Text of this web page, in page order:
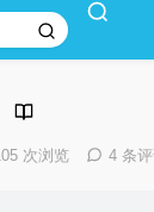
次浏览 4 条